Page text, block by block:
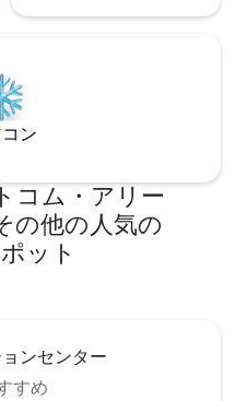
ン
コム・アリー
の⁠他⁠の人⁠気⁠の
ッ⁠ト
ンセンター
すめ